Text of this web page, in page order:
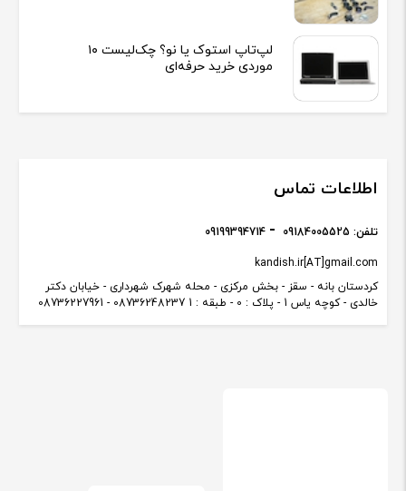
لپ‌تاپ استوک یا نو؟ چک‌لیست ۱۰
موردی خرید حرفه‌ای
اطلاعات تماس
کردستان بانه - سقز - بخش مرکزی - محله شهرک شهرداری - خیابان دکتر
خالدی - کوچه یاس 1 - پلاک : 0 - طبقه : 1 08736248237 - 08736227961
kandish.ir[AT]gmail.com
تلفن: 09184005525
09199394714